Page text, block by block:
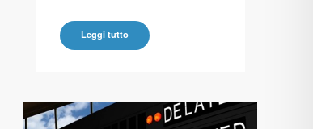
Leggi tutto